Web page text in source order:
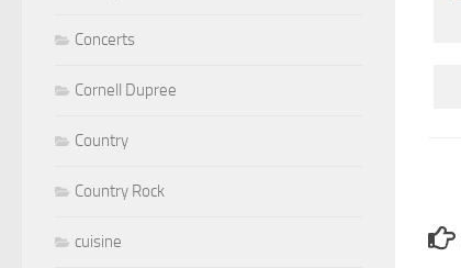
Concerts
Cornell Dupree
Country
Country Rock
cuisine